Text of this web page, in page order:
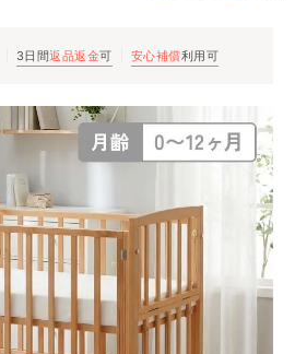
3日間返品返金可 安心補償利用可